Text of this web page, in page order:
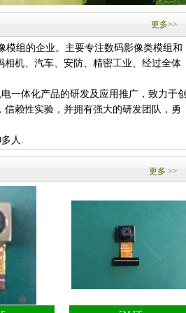
更多>>
模组的企业。主要专注数码影像类模组和
机、汽车、安防、精密工业、经过全体
一体化产品的研发及应用推广，致力于创
赖性实验，并拥有强大的研发团队，勇
人.
川禾田、派斯、思考、旭业、皓泽、宏
更多 >>